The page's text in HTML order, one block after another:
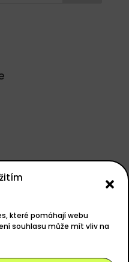
které pomáhají webu
souhlasu může mít vliv na